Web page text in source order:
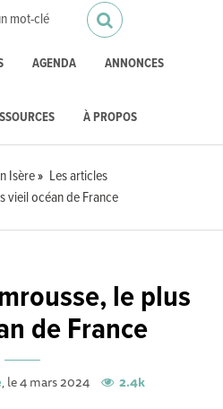
AGENDA ANNONCES
À PROPOS
Isère
Les articles
vieil océan de France
le plus
de France
, le 4 mars 2024 2.4k